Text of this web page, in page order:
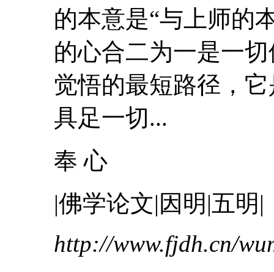
的本意是“与 上 师的
的心合二为一是一
觉悟的最短路径，
具足一切...
奉 心
|佛学论文|因明|五明|
http://www.fjdh.cn/